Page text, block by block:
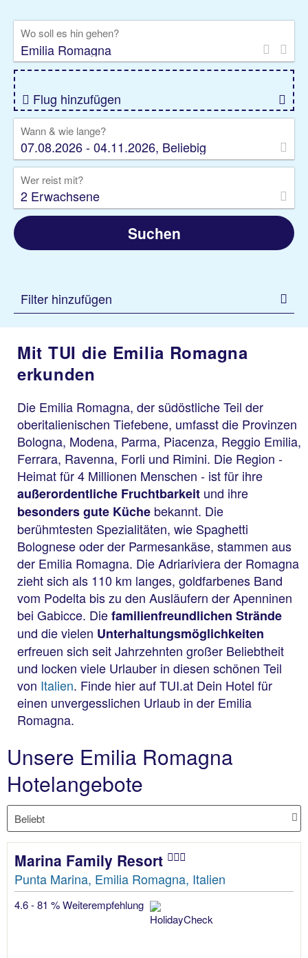
Rundreise
Kreuzfahrt
Gruppenreise
Camper Privattransfer
Wo soll es hin gehen?
Flug hinzufügen
Wann & wie lange?
07.08.2026 - 04.11.2026, Beliebig
Wer reist mit?
2 Erwachsene
Suchen
Filter hinzufügen
Mit TUI die Emilia Romagna
erkunden
Die Emilia Romagna, der südöstliche Teil der
oberitalienischen Tiefebene, umfasst die Provinzen
Bologna, Modena, Parma, Piacenza, Reggio Emilia,
Ferrara, Ravenna, Forli und Rimini. Die Region -
Heimat für 4 Millionen Menschen - ist für ihre
außerordentliche Fruchtbarkeit und ihre
besonders gute Küche bekannt. Die
berühmtesten Spezialitäten, wie Spaghetti
Bolognese oder der Parmesankäse, stammen aus
der Emilia Romagna. Die Adriariviera der Romagna
zieht sich als 110 km langes, goldfarbenes Band
vom Podelta bis zu den Ausläufern der Apenninen
bei Gabicce. Diefamilienfreundlichen Strände
und die vielen Unterhaltungsmöglichkeiten
erfreuen sich seit Jahrzehnten großer Beliebtheit
und locken viele Urlauber in diesen schönen Teil
von Italien. Finde hier auf TUI.at Dein Hotel für
einen unvergesslichen Urlaub in der Emilia
Romagna.
Unsere Emilia Romagna
Hotelangebote
Marina Family Resort
Punta Marina, Emilia Romagna, Italien
4.6 - 81 % Weiterempfehlung